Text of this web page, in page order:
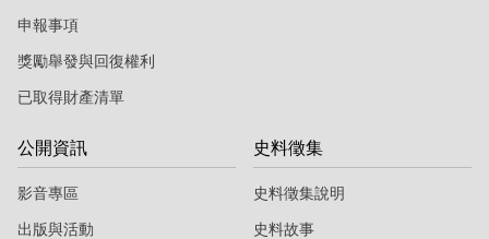
申報事項
獎勵舉發與回復權利
已取得財產清單
公開資訊
影音專區
出版與活動
史料徵集
史料徵集說明
史料故事